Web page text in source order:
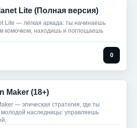
Lite (Полная версия)
Lite — лёгкая аркада: ты начинаешь
комочком, находишь и поглощаешь
0
Maker (18+)
— эпическая стратегия, где ты
молодой наследницы: управляешь